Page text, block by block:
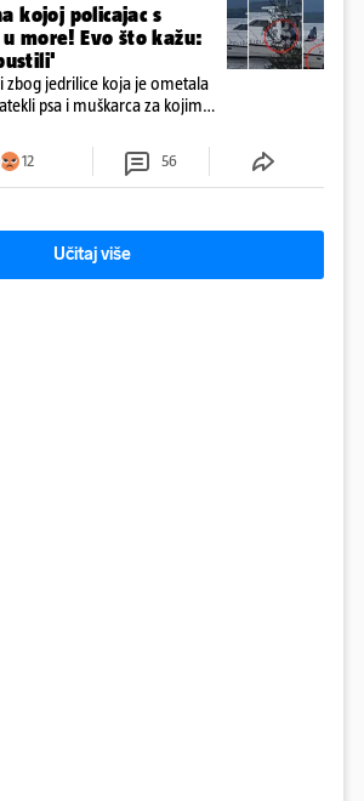
kojoj policajac s
more! Evo što kažu:
zbog jedrilice koja je ometala
psa i muškarca za kojim
komunalni redar
12 56
Učitaj više